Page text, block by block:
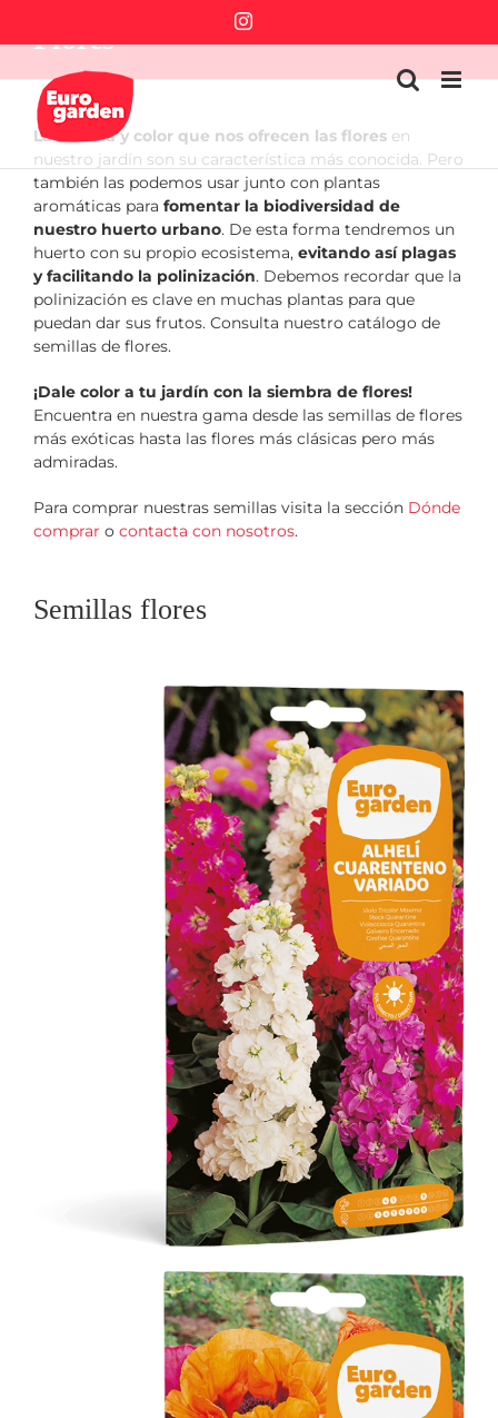
Instagram
Flores
La belleza y color que nos ofrecen las flores en
nuestro jardín son su característica más conocida. Pero
también las podemos usar junto con plantas
aromáticas para fomentar la biodiversidad de
nuestro huerto urbano. De esta forma tendremos un
huerto con su propio ecosistema, evitando así plagas
y facilitando la polinización. Debemos recordar que la
polinización es clave en muchas plantas para que
puedan dar sus frutos. Consulta nuestro catálogo de
semillas de flores.
¡Dale color a tu jardín con la siembra de flores!
Encuentra en nuestra gama desde las semillas de flores
más exóticas hasta las flores más clásicas pero más
admiradas.
Para comprar nuestras semillas visita la sección Dónde
comprar o contacta con nosotros.
Semillas flores
Alhelí Cuarenteno Variado
Flores